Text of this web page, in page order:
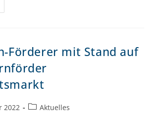
Förderer mit Stand auf
2022 Aktuelles